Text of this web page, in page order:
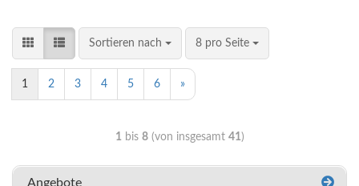
Sortieren nach 8 pro Seite
1 2 3 4 5 6 »
1bis 8(von insgesamt 41)
Angebote